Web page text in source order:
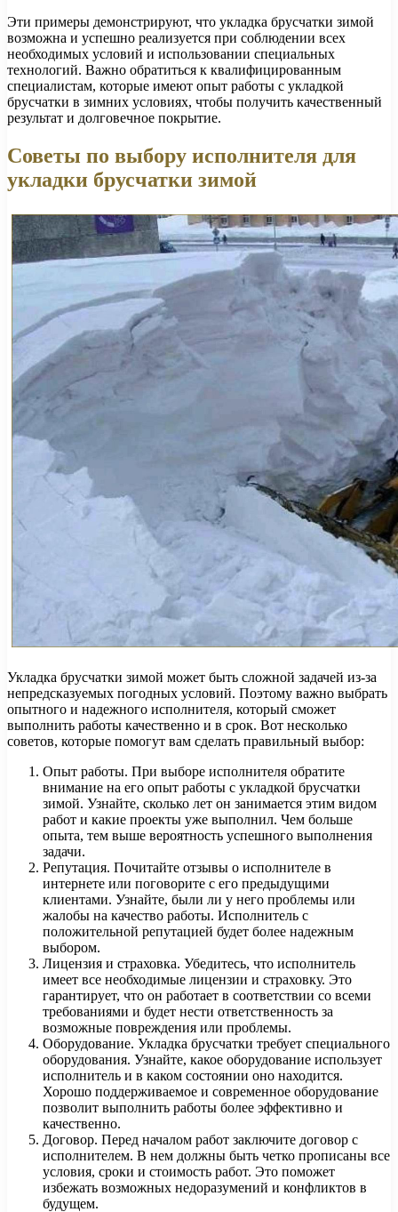
Эти примеры демонстрируют, что укладка брусчатки зимой
возможна и успешно реализуется при соблюдении всех
необходимых условий и использовании специальных
технологий. Важно обратиться к квалифицированным
специалистам, которые имеют опыт работы с укладкой
брусчатки в зимних условиях, чтобы получить качественный
результат и долговечное покрытие.
Советы по выбору исполнителя для
укладки брусчатки зимой
Укладка брусчатки зимой может быть сложной задачей из-за
непредсказуемых погодных условий. Поэтому важно выбрать
опытного и надежного исполнителя, который сможет
выполнить работы качественно и в срок. Вот несколько
советов, которые помогут вам сделать правильный выбор:
Опыт работы. При выборе исполнителя обратите
внимание на его опыт работы с укладкой брусчатки
зимой. Узнайте, сколько лет он занимается этим видом
работ и какие проекты уже выполнил. Чем больше
опыта, тем выше вероятность успешного выполнения
задачи.
Репутация. Почитайте отзывы о исполнителе в
интернете или поговорите с его предыдущими
клиентами. Узнайте, были ли у него проблемы или
жалобы на качество работы. Исполнитель с
положительной репутацией будет более надежным
выбором.
Лицензия и страховка. Убедитесь, что исполнитель
имеет все необходимые лицензии и страховку. Это
гарантирует, что он работает в соответствии со всеми
требованиями и будет нести ответственность за
возможные повреждения или проблемы.
Оборудование. Укладка брусчатки требует специального
оборудования. Узнайте, какое оборудование использует
исполнитель и в каком состоянии оно находится.
Хорошо поддерживаемое и современное оборудование
позволит выполнить работы более эффективно и
качественно.
Договор. Перед началом работ заключите договор с
исполнителем. В нем должны быть четко прописаны все
условия, сроки и стоимость работ. Это поможет
избежать возможных недоразумений и конфликтов в
будущем.